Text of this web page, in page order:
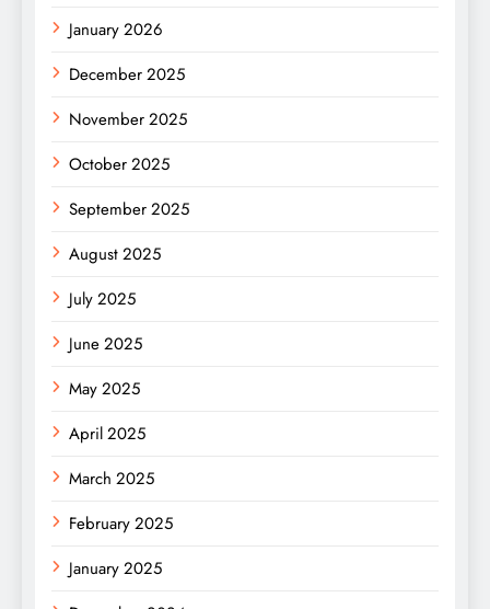
January 2026
December 2025
November 2025
October 2025
September 2025
August 2025
July 2025
June 2025
May 2025
April 2025
March 2025
February 2025
January 2025